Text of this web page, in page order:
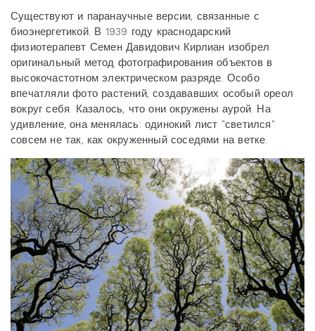
Существуют и паранаучные версии, связанные с
биоэнергетикой. В 1939 году краснодарский
физиотерапевт Семен Давидович Кирлиан изобрел
оригинальный метод фотографирования объектов в
высокочастотном электрическом разряде. Особо
впечатляли фото растений, создававших особый ореол
вокруг себя. Казалось, что они окружены аурой. На
удивление, она менялась: одинокий лист "светился"
совсем не так, как окруженный соседями на ветке.